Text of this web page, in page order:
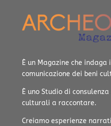
È un Magazine che
comunicazione dei beni
È uno Studio di
culturali a raccontare.
Creiamo esperienze